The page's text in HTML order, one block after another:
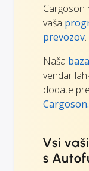
Cargoson
vaša
prevozov.
Naša
vendar
dodate
Cargoson.
Vsi
s